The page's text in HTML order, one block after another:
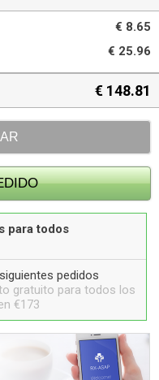
€ 8.65
€ 25.96
€ 148.81
para todos
pedidos
gratuito para todos los
€173